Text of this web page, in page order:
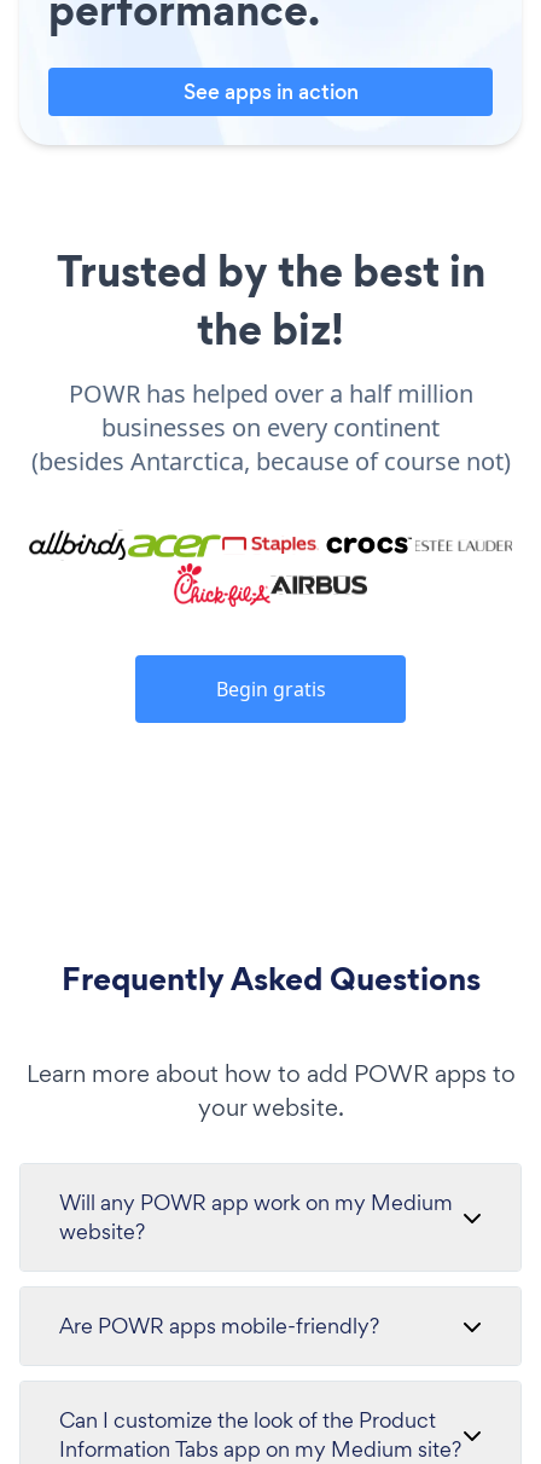
See apps in action
Trusted by the best in
the biz!
POWR has helped over a half million
businesses on every continent
(besides Antarctica, because of course not)
Begin gratis
Frequently Asked Questions
Learn more about how to add POWR apps to
your website.
Will any POWR app work on my Medium
website?
Are POWR apps mobile-friendly?
Can I customize the look of the Product
Information Tabs app on my Medium site?